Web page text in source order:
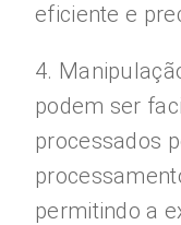
eficiente e
4.
podem ser
processados
permitindo a